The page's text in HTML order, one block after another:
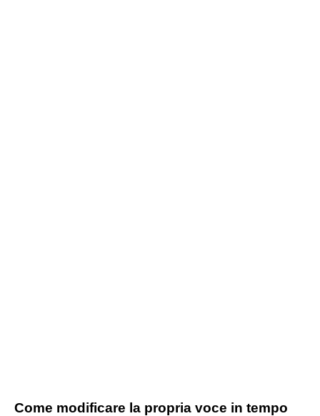
Come modificare la propria voce in tempo